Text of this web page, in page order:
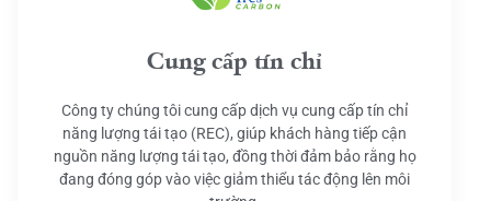
Cung cấp tín chỉ
Công ty chúng tôi cung cấp dịch vụ cung cấp tín chỉ
năng lượng tái tạo (REC), giúp khách hàng tiếp cận
nguồn năng lượng tái tạo, đồng thời đảm bảo rằng họ
đang đóng góp vào việc giảm thiểu tác động lên môi